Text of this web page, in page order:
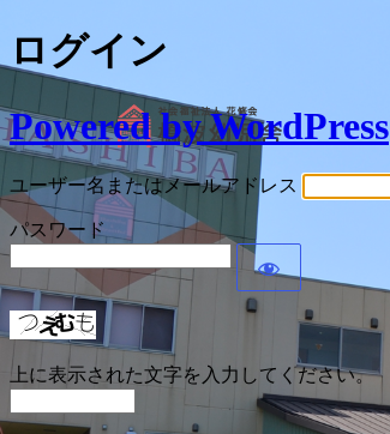
ログイン
Powered by WordPress
ユーザー名またはメールアドレス
パスワード
上に表示された文字を入力してください。